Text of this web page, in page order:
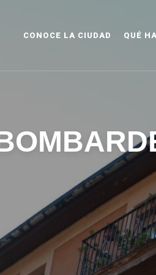
CONOCE LA CIUDAD QUÉ